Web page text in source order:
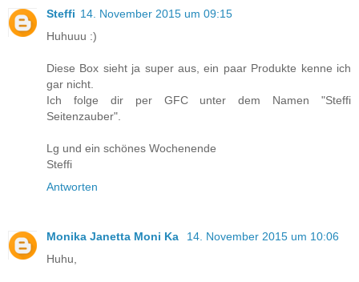
Steffi 14. November 2015 um 09:15
Huhuuu :)
Diese Box sieht ja super aus, ein paar Produkte kenne ich
gar nicht.
Ich folge dir per GFC unter dem Namen "Steffi
Seitenzauber".
Lg und ein schönes Wochenende
Steffi
Antworten
Monika Janetta Moni Ka
14. November 2015 um 10:06
Huhu,